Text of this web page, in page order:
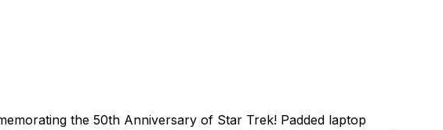
the 50th Anniversary of Star Trek! Padded laptop